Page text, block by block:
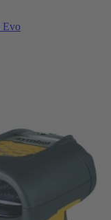
Evo